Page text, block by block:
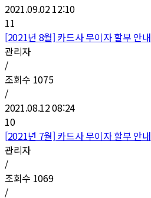
2021.09.02 12:10
11
[2021년 8월] 카드사 무이자 할부 안내
관리자
/
조회수 1075
/
2021.08.12 08:24
10
[2021년 7월] 카드사 무이자 할부 안내
관리자
/
조회수 1069
/